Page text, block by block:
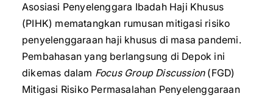
Asosiasi Penyelenggara Ibadah Haji Khusus
(PIHK) mematangkan rumusan mitigasi risiko
penyelenggaraan haji khusus di masa pandemi.
Pembahasan yang berlangsung di Depok ini
dikemas dalam Focus Group Discussion(FGD)
Mitigasi Risiko Permasalahan Penyelenggaraan